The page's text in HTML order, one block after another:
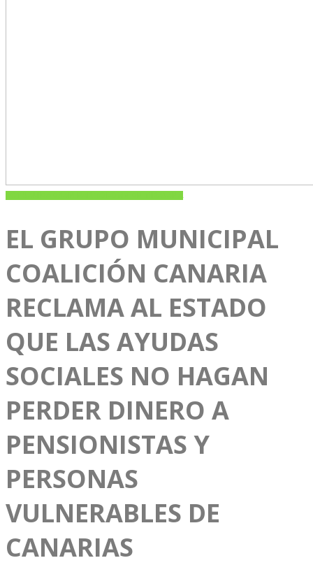
SAN BARTOLOMÉ DE TIRAJANA
EL GRUPO MUNICIPAL
COALICIÓN CANARIA
RECLAMA AL ESTADO
QUE LAS AYUDAS
SOCIALES NO HAGAN
PERDER DINERO A
PENSIONISTAS Y
PERSONAS
VULNERABLES DE
CANARIAS